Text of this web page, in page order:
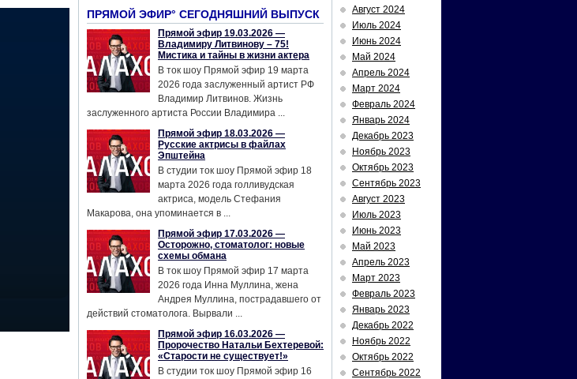
ПРЯМОЙ ЭФИР° СЕГОДНЯШНИЙ ВЫПУСК
Прямой эфир 19.03.2026 —
Владимиру Литвинову – 75!
Мистика и тайны в жизни актера
В ток шоу Прямой эфир 19 марта
2026 года заслуженный артист РФ
Владимир Литвинов. Жизнь
заслуженного артиста России Владимира ...
Прямой эфир 18.03.2026 —
Русские актрисы в файлах
Эпштейна
В студии ток шоу Прямой эфир 18
марта 2026 года голливудская
актриса, модель Стефания
Макарова, она упоминается в ...
Прямой эфир 17.03.2026 —
Осторожно, стоматолог: новые
схемы обмана
В ток шоу Прямой эфир 17 марта
2026 года Инна Муллина, жена
Андрея Муллина, пострадавшего от
действий стоматолога. Вырвали ...
Прямой эфир 16.03.2026 —
Пророчество Натальи Бехтеревой:
«Старости не существует!»
В студии ток шоу Прямой эфир 16
Август 2024
Июль 2024
Июнь 2024
Май 2024
Апрель 2024
Март 2024
Февраль 2024
Январь 2024
Декабрь 2023
Ноябрь 2023
Октябрь 2023
Сентябрь 2023
Август 2023
Июль 2023
Июнь 2023
Май 2023
Апрель 2023
Март 2023
Февраль 2023
Январь 2023
Декабрь 2022
Ноябрь 2022
Октябрь 2022
Сентябрь 2022